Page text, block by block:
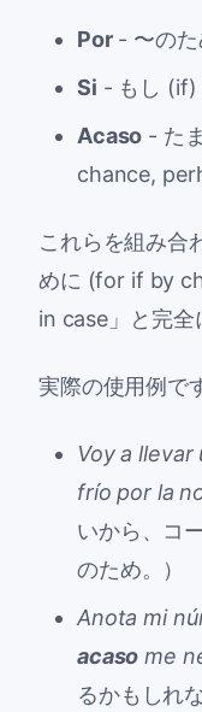
Por- 〜のた
Si - もし (if)
Acaso - た
chance,
これらを組み合
めに (for if by
in case」と完全
実際の使用例で
Voy a llevar
frío por la
いから、コ
のため。）
Anota mi
acaso me
るかもしれ